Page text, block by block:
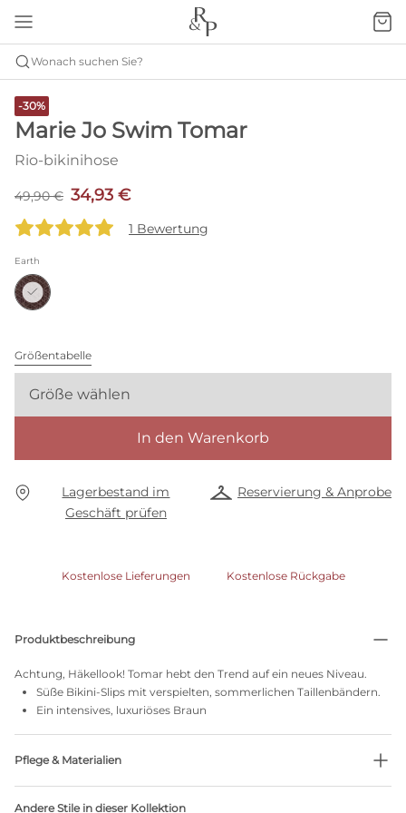
Wonach suchen Sie?
-30%
Marie Jo Swim Tomar
Rio-bikinihose
49,90 € 34,93 €
1 Bewertung
Earth
Größentabelle
Größe wählen
In den Warenkorb
Lagerbestand im
Geschäft prüfen
Reservierung & Anprobe
Kostenlose Lieferungen Kostenlose Rückgabe
Produktbeschreibung
Achtung, Häkellook! Tomar hebt den Trend auf ein neues Niveau.
Süße Bikini-Slips mit verspielten, sommerlichen Taillenbändern.
Ein intensives, luxuriöses Braun
Pflege & Materialien
Andere Stile in dieser Kollektion